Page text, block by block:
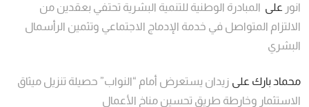
انور على المبادرة الوطنية للتنمية البشرية تحتفي بعقدين من
الالتزام المتواصل في خدمة الإدماج الاجتماعي وتثمين الرأسمال
البشري
محماد بارك على زيدان يستعرض أمام “النواب” حصيلة تنزيل ميثاق
الاستثمار وخارطة طريق تحسين مناخ الأعمال